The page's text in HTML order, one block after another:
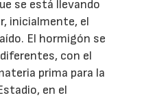
se está llevando
inicialmente, el
El hormigón se
con el
prima para la
en el